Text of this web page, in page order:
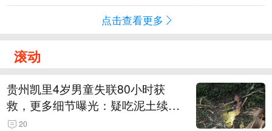
点击查看更多
滚动
贵州凯里4岁男童失联80小时获
救，更多细节曝光：疑吃泥土续
命，搜救至20米附近错过多找3天
20